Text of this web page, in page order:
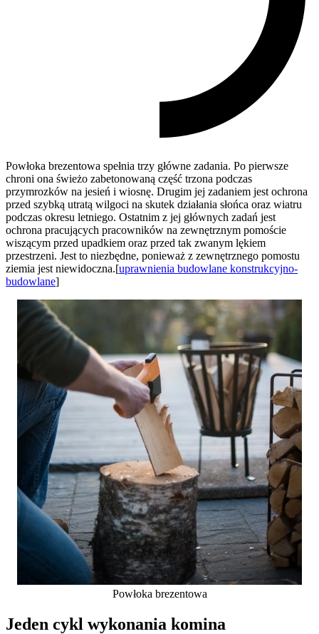
Powłoka brezentowa spełnia trzy główne zadania. Po pierwsze
chroni ona świeżo zabetonowaną część trzona podczas
przymrozków na jesień i wiosnę. Drugim jej zadaniem jest ochrona
przed szybką utratą wilgoci na skutek działania słońca oraz wiatru
podczas okresu letniego. Ostatnim z jej głównych zadań jest
ochrona pracujących pracowników na zewnętrznym pomoście
wiszącym przed upadkiem oraz przed tak zwanym lękiem
przestrzeni. Jest to niezbędne, ponieważ z zewnętrznego pomostu
ziemia jest niewidoczna.[uprawnienia budowlane konstrukcyjno-
budowlane]
Powłoka brezentowa
Jeden cykl wykonania komina